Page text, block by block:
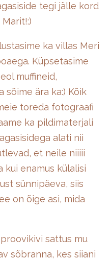
tegi jälle kord
ka villas Meri
Küpsetasime
muffineid,
sõime ära ka:) Kõik
toreda fotograafi
ka pildimaterjali
alati nii
et neile niiiii
kui enamus külalisi
sünnipäeva, siis
on õige asi, mida
sattus mu
sõbranna, kes siiani